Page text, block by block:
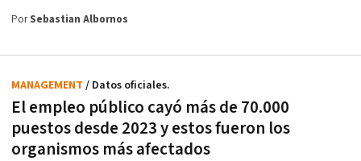
PorSebastian Albornos
El empleo público cayó más de 70.000
puestos desde 2023 y estos fueron los
organismos más afectados
MANAGEMENT / Datos oficiales.